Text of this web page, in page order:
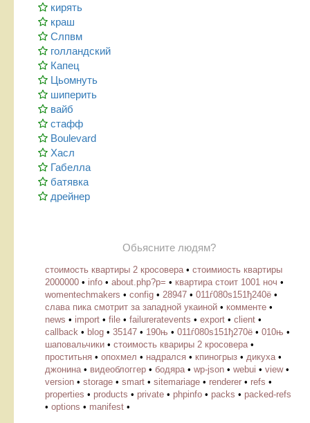
кирять
краш
Слпвм
голландский
Капец
Цьомнуть
шиперить
вайб
стафф
Boulevard
Хасл
Габелла
батявка
дрейнер
Обьясните людям?
стоимость квартиры 2 кросовера • стоимиость квартиры
2000000 • info • about.php?p= • квартира стоит 1001 ноч •
womentechmakers • config • 28947 • 011ѓ080ѕ151ђ240ё •
слава пика смотрит за западной укаиной • комменте •
news • import • file • failureratevents • export • client •
callback • blog • 35147 • 190њ • 011ѓ080ѕ151ђ270ё • 010њ •
шаповальчики • стоимость квариры 2 кросовера •
проститьня • опохмел • надрался • кпиногрыз • дикуха •
джонина • видеоблоггер • бодяра • wp-json • webui • view•
version • storage • smart • sitemariage • renderer • refs •
properties • products • private • phpinfo • packs • packed-refs
• options • manifest •